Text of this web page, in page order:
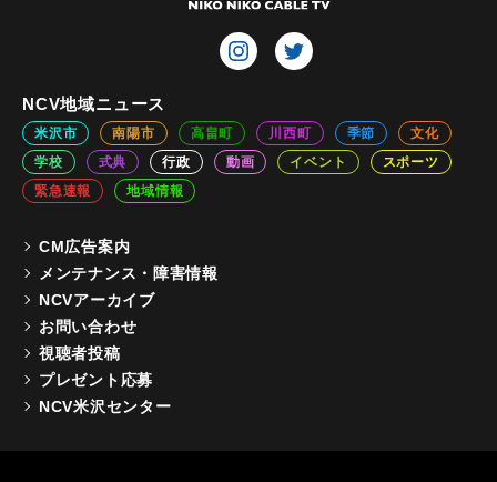
NCV地域ニュース
米沢市 南陽市 高畠町 川西町 季節
文化
学校
式典 行政 動画 イベント
スポーツ
緊急速報
地域情報
CM広告案内
メンテナンス・障害情報
NCVアーカイブ
お問い合わせ
視聴者投稿
プレゼント応募
NCV米沢センター